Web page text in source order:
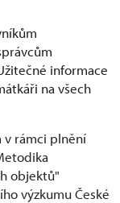
informace
na všech
v rámci plnění
objektů"
výzkumu České